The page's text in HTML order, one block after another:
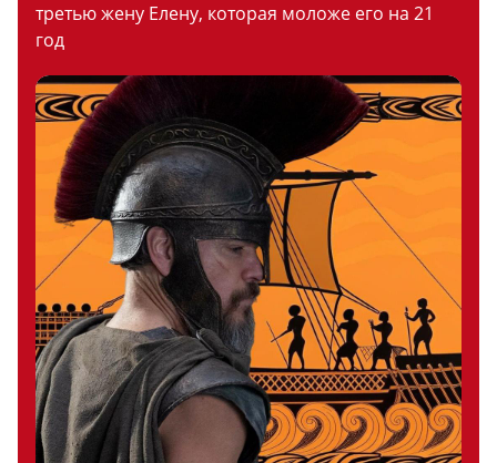
третью жену Елену, которая моложе его на 21
год